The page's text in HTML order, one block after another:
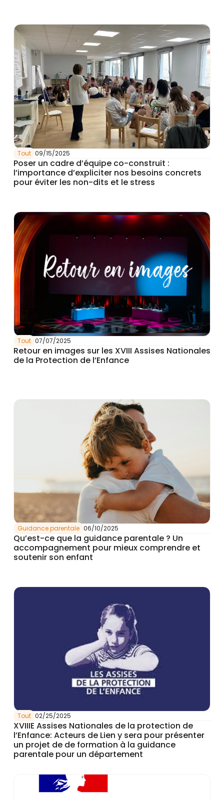
Tout 09/15/2025
Poser un cadre d’équipe co-construit :
l’importance d’expliciter nos besoins concrets
pour éviter les non-dits et le stress
Tout 07/07/2025
Retour en images sur les XVIII Assises Nationales
de la Protection de l’Enfance
Guidance parentale 06/10/2025
Qu’est-ce que la guidance parentale ? Un
accompagnement pour mieux comprendre et
soutenir son enfant
Tout 02/25/2025
XVIIIE Assises Nationales de la protection de
l’Enfance: Acteurs de Lien y sera pour présenter
un projet de de formation à la guidance
parentale pour un département